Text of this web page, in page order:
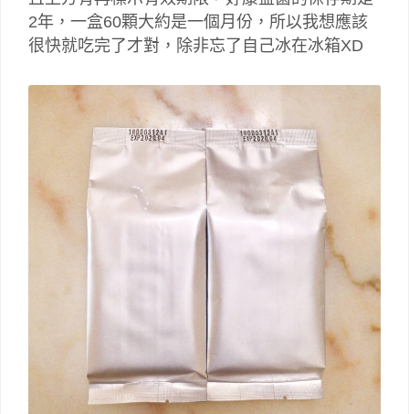
2年，一盒60顆大約是一個月份，所以我想應該
很快就吃完了才對，除非忘了自己冰在冰箱XD